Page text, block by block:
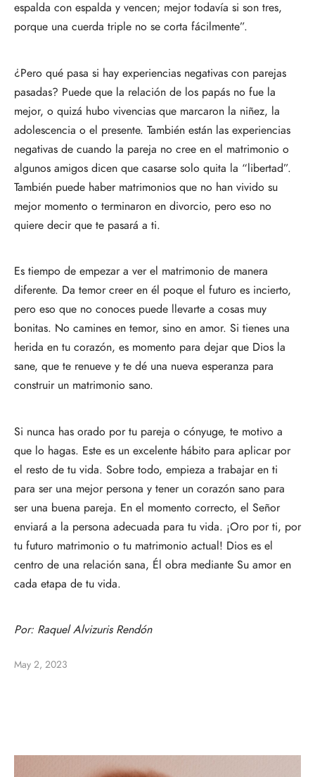
espalda con espalda y vencen; mejor todavía si son tres,
porque una cuerda triple no se corta fácilmente”.
¿Pero qué pasa si hay experiencias negativas con parejas
pasadas? Puede que la relación de los papás no fue la
mejor, o quizá hubo vivencias que marcaron la niñez, la
adolescencia o el presente. También están las experiencias
negativas de cuando la pareja no cree en el matrimonio o
algunos amigos dicen que casarse solo quita la “libertad”.
También puede haber matrimonios que no han vivido su
mejor momento o terminaron en divorcio, pero eso no
quiere decir que te pasará a ti.
Es tiempo de empezar a ver el matrimonio de manera
diferente. Da temor creer en él poque el futuro es incierto,
pero eso que no conoces puede llevarte a cosas muy
bonitas. No camines en temor, sino en amor. Si tienes una
herida en tu corazón, es momento para dejar que Dios la
sane, que te renueve y te dé una nueva esperanza para
construir un matrimonio sano.
Si nunca has orado por tu pareja o cónyuge, te motivo a
que lo hagas. Este es un excelente hábito para aplicar por
el resto de tu vida. Sobre todo, empieza a trabajar en ti
para ser una mejor persona y tener un corazón sano para
ser una buena pareja. En el momento correcto, el Señor
enviará a la persona adecuada para tu vida. ¡Oro por ti, por
tu futuro matrimonio o tu matrimonio actual! Dios es el
centro de una relación sana, Él obra mediante Su amor en
cada etapa de tu vida.
Por: Raquel Alvizuris Rendón
May 2, 2023